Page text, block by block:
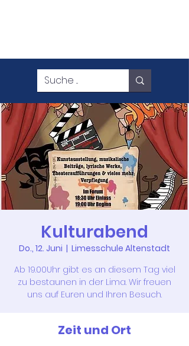
Kulturabend
Do., 12. Juni
  |
Limesschule Altenstadt
Ab 19.00Uhr gibt es an diesem Tag viel
zu bestaunen in der Lima. Wir freuen
uns auf Euren und Ihren Besuch.
Zeit und Ort